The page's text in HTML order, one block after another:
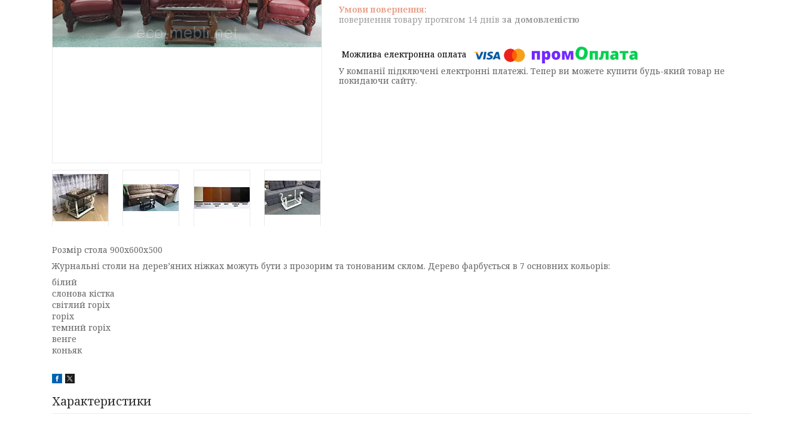
повернення товару протягом 14 днів за домовленістю
У компанії підключені електронні платежі. Тепер ви можете купити будь-який товар не
покидаючи сайту.
Розмір стола 900х600х500
Журнальні столи на дерев’яних ніжках можуть бути з прозорим та тонованим склом. Дерево фарбується в 7 основних кольорів:
білий
слонова кістка
світлий горіх
горіх
темний горіх
венге
коньяк
Характеристики